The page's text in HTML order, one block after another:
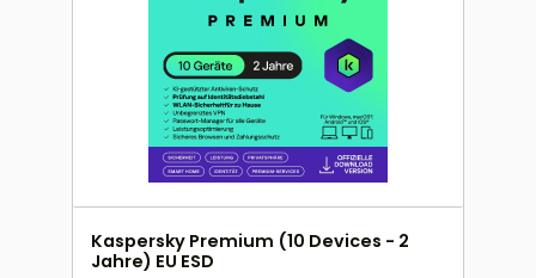
Kaspersky Premium (10 Devices - 2
Jahre) EU ESD